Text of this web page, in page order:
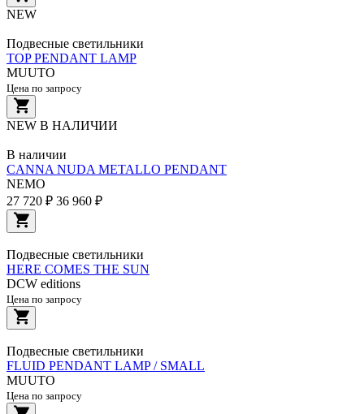
NEW
Подвесные светильники
TOP PENDANT LAMP
MUUTO
Цена по запросу
NEW В НАЛИЧИИ
В наличии
CANNA NUDA METALLO PENDANT
NEMO
27 720 ₽ 36 960 ₽
Подвесные светильники
HERE COMES THE SUN
DCW editions
Цена по запросу
Подвесные светильники
FLUID PENDANT LAMP / SMALL
MUUTO
Цена по запросу